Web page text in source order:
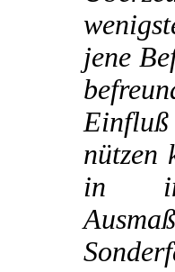
jene
nützen
in